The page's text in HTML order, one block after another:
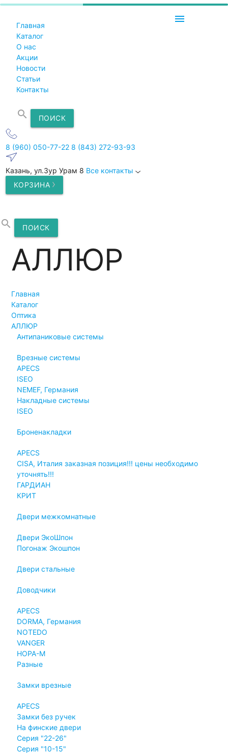
menu
Главная
Каталог
О нас
Акции
Новости
Статьи
Контакты
search ПОИСК
8 (960) 050-77-22 8 (843) 272-93-93
Казань, ул.Зур Урам 8 Все контакты
КОРЗИНА
search ПОИСК
АЛЛЮР
Главная
Каталог
Оптика
АЛЛЮР
Антипаниковые системы
Врезные системы
APECS
ISEO
NEMEF, Германия
Накладные системы
ISEO
Броненакладки
APECS
CISA, Италия заказная позиция!!! цены необходимо
уточнять!!!
ГАРДИАН
КРИТ
Двери межкомнатные
Двери ЭкоШпон
Погонаж Экошпон
Двери стальные
Доводчики
APECS
DORMA, Германия
NOTEDO
VANGER
НОРА-М
Разные
Замки врезные
APECS
Замки без ручек
На финские двери
Серия "22-26"
Серия "10-15"